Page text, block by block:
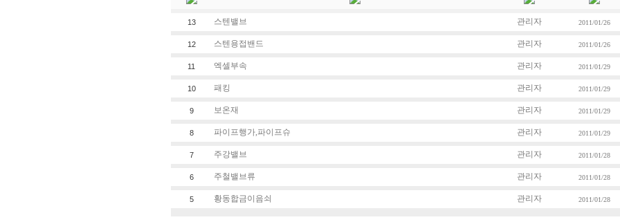
13 스텐밸브 관리자 2011/01/26
12 스텐용접밴드 관리자 2011/01/26
11 엑셀부속 관리자 2011/01/29
10 패킹 관리자 2011/01/29
9 보온재 관리자 2011/01/29
8 파이프행가,파이프슈 관리자 2011/01/29
7 주강밸브 관리자 2011/01/28
6 주철밸브류 관리자 2011/01/28
5 황동합금이음쇠 관리자 2011/01/28